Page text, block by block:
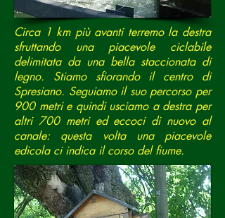
Circa 1 km più avanti terremo la destra
sfruttando una piacevole ciclabile
delimitata da una bella staccionata di
legno. Stiamo sfiorando il centro di
Spresiano. Seguiamo il suo percorso per
900 metri e quindi usciamo a destra per
altri 700 metri ed eccoci di nuovo al
canale: questa volta una piacevole
edicola ci indica il corso del fiume.